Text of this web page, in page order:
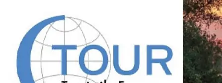
springen